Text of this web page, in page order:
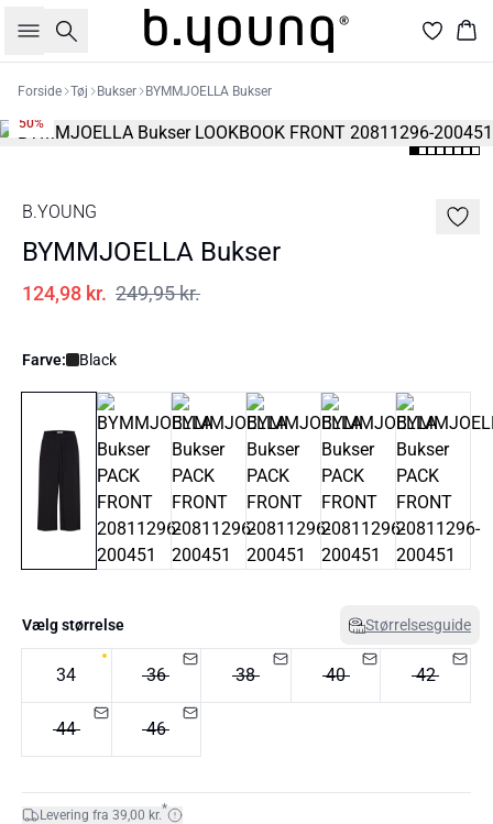
Søg
Forside Tøj Bukser BYMMJOELLA Bukser
50%
B.YOUNG
BYMMJOELLA Bukser
124,98 kr. 249,95 kr.
Farve: Black
Vælg størrelse Størrelsesguide
34 36 38 40 42
44 46
Levering fra 39,00 kr.*